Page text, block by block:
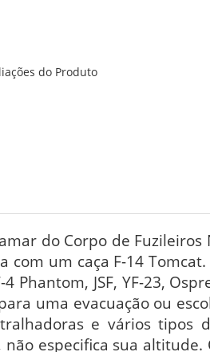
do Produto
do Corpo de
com um caça F-14
4 Phantom, JSF, YF-23,
uma evacuação ou
e vários tipos
especifica sua